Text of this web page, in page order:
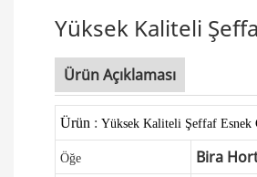
Yüksek Kaliteli
Ürün Açıklaması
Ürün : Yüksek Kaliteli Şeffaf Esnek
Öğe Bira